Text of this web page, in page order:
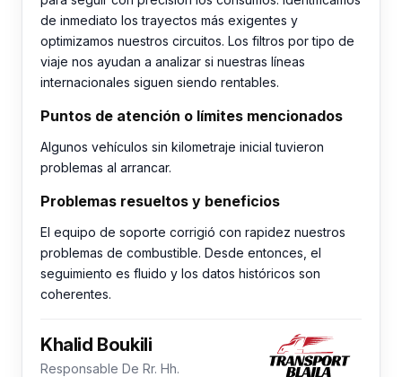
de inmediato los trayectos más exigentes y
optimizamos nuestros circuitos. Los filtros por tipo de
viaje nos ayudan a analizar si nuestras líneas
internacionales siguen siendo rentables.
Puntos de atención o límites mencionados
Algunos vehículos sin kilometraje inicial tuvieron
problemas al arrancar.
Problemas resueltos y beneficios
El equipo de soporte corrigió con rapidez nuestros
problemas de combustible. Desde entonces, el
seguimiento es fluido y los datos históricos son
coherentes.
Khalid Boukili
Responsable De Rr. Hh.